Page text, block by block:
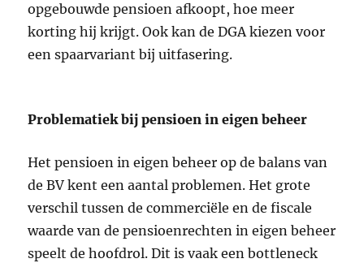
opgebouwde pensioen afkoopt, hoe meer
korting hij krijgt. Ook kan de DGA kiezen voor
een spaarvariant bij uitfasering.
Problematiek bij pensioen in eigen beheer
Het pensioen in eigen beheer op de balans van
de BV kent een aantal problemen. Het grote
verschil tussen de commerciële en de fiscale
waarde van de pensioenrechten in eigen beheer
speelt de hoofdrol. Dit is vaak een bottleneck